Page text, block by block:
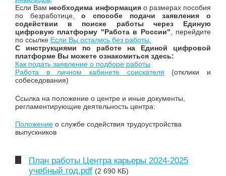
Если Вам необходима информация о размерах пособия
по безработице,о
способе подачи заявления о
содействии в поиске работы через Единую
цифровую платформу "Работа в России", перейдите
по ссылке Если Вы остались без работы.
С инструкциями по работе на Единой цифровой
платформе Вы можете ознакомиться здесь:
Как подать заявление о подборе работы
Работа в личном кабинете соискателя (отклики и
собеседования)
Ссылка на положение о центре и иные документы,
регламентирующие деятельность центра:
Положение о службе содействия трудоустройства
выпускников
План работы Центра карьеры 2024-2025
учебный год.pdf (2 690 КБ)